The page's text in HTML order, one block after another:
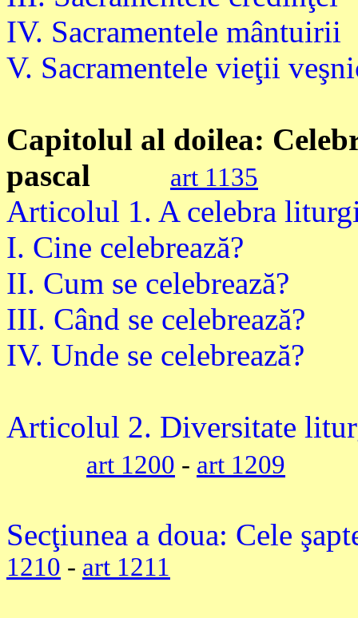
IV. Sacramentele mântuirii
V. Sacramentele vieţii
Capitolul al doilea:
pascal
art 1135
Articolul 1. A celebra
I. Cine celebrează?
II. Cum se celebrează?
III. Când se celebrează?
IV. Unde se celebrează?
Articolul 2. Diversitate
art 1200 - art 1209
Secţiunea a doua: Cele
1210 - art 1211